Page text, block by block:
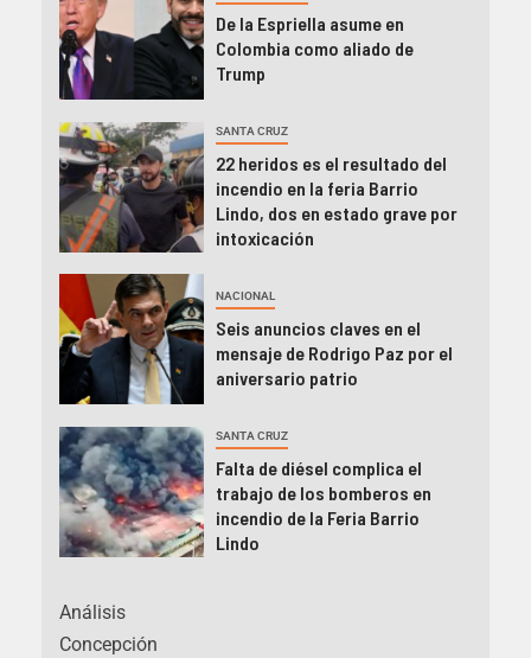
De la Espriella asume en
Colombia como aliado de
Trump
SANTA CRUZ
22 heridos es el resultado del
incendio en la feria Barrio
Lindo, dos en estado grave por
intoxicación
NACIONAL
Seis anuncios claves en el
mensaje de Rodrigo Paz por el
aniversario patrio
SANTA CRUZ
Falta de diésel complica el
trabajo de los bomberos en
incendio de la Feria Barrio
Lindo
Análisis
Concepción